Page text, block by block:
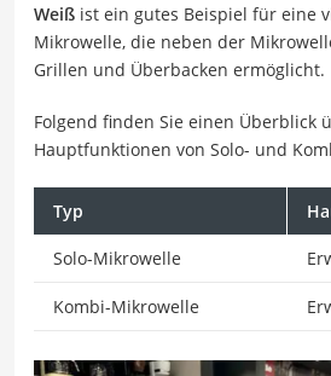
Weiß ist ein gutes Beispiel für eine
Mikrowelle, die neben der
Grillen und Überbacken ermöglicht.
Folgend finden Sie einen Überblick
Hauptfunktionen von Solo- und
Typ
Solo-Mikrowelle
Kombi-Mikrowelle